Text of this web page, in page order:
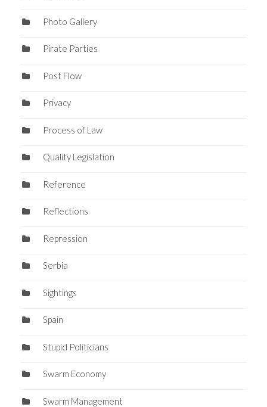
Photo Gallery
Pirate Parties
Post Flow
Privacy
Process of Law
Quality Legislation
Reference
Reflections
Repression
Serbia
Sightings
Spain
Stupid Politicians
Swarm Economy
Swarm Management